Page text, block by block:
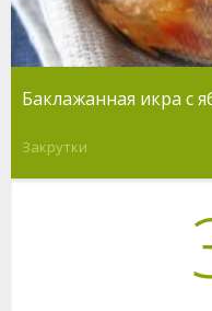
Баклажанная икра с
Закрутки